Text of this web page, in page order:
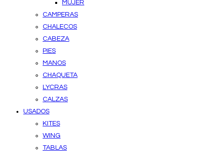
MUJER
CAMPERAS
CHALECOS
CABEZA
PIES
MANOS
CHAQUETA
LYCRAS
CALZAS
USADOS
KITES
WING
TABLAS